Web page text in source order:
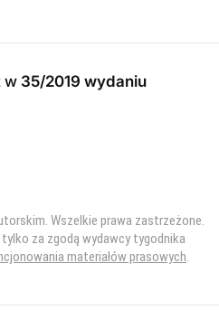
w 35/2019 wydaniu
Wszelkie prawa zastrzeżone.
za zgodą wydawcy tygodnika
materiałów prasowych